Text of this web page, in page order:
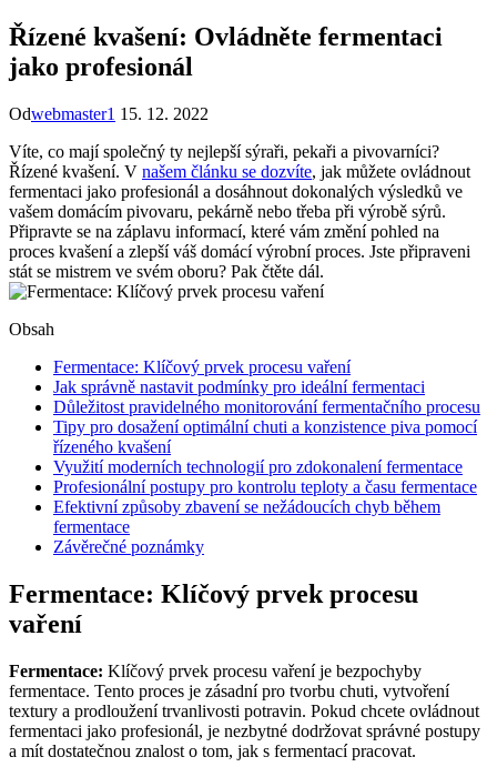
Řízené kvašení: Ovládněte fermentaci
jako profesionál
Odwebmaster1 15. 12. 2022
Víte, co mají společný ty nejlepší sýraři, pekaři a pivovarníci?
Řízené kvašení. V našem článku se dozvíte, jak můžete ovládnout
fermentaci jako profesionál a dosáhnout dokonalých výsledků ve
vašem domácím pivovaru, pekárně nebo třeba při výrobě sýrů.
Připravte se na záplavu informací, které vám změní pohled na
proces kvašení a zlepší váš domácí výrobní proces. Jste připraveni
stát se mistrem ve svém oboru? Pak čtěte dál.
Obsah
Fermentace: Klíčový prvek procesu vaření
Jak správně nastavit podmínky pro ideální fermentaci
Důležitost pravidelného monitorování fermentačního procesu
Tipy pro dosažení optimální chuti a konzistence piva pomocí
řízeného kvašení
Využití moderních technologií pro zdokonalení fermentace
Profesionální postupy pro kontrolu teploty a času fermentace
Efektivní způsoby zbavení se nežádoucích chyb během
fermentace
Závěrečné poznámky
Fermentace: Klíčový prvek procesu
vaření
Fermentace: Klíčový prvek procesu vaření je bezpochyby
fermentace. Tento proces je zásadní pro tvorbu chuti, vytvoření
textury a prodloužení trvanlivosti potravin. Pokud chcete ovládnout
fermentaci jako profesionál, je nezbytné dodržovat správné postupy
a mít dostatečnou znalost o tom, jak s fermentací pracovat.